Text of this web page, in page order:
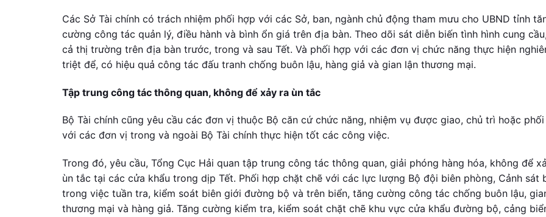
Các Sở Tài chính có trách nhiệm phối hợp với các Sở, ban, ngành chủ động tham mưu cho UBND tỉnh
cường công tác quản lý, điều hành và bình ổn giá trên địa bàn. Theo dõi sát diễn biến tình hình cung
cả thị trường trên địa bàn trước, trong và sau Tết. Và phối hợp với các đơn vị chức năng thực hiện
triệt để, có hiệu quả công tác đấu tranh chống buôn lậu, hàng giả và gian lận thương mại.
Tập trung công tác thông quan, không để xảy ra ùn tắc
Bộ Tài chính cũng yêu cầu các đơn vị thuộc Bộ căn cứ chức năng, nhiệm vụ được giao, chủ trì hoặc
với các đơn vị trong và ngoài Bộ Tài chính thực hiện tốt các công việc.
Trong đó, yêu cầu, Tổng Cục Hải quan tập trung công tác thông quan, giải phóng hàng hóa, không để
ùn tắc tại các cửa khẩu trong dịp Tết. Phối hợp chặt chẽ với các lực lượng Bộ đội biên phòng, Cảnh sát
trong việc tuần tra, kiểm soát biên giới đường bộ và trên biển, tăng cường công tác chống buôn lậu,
thương mại và hàng giả. Tăng cường kiểm tra, kiểm soát chặt chẽ khu vực cửa khẩu đường bộ, cảng